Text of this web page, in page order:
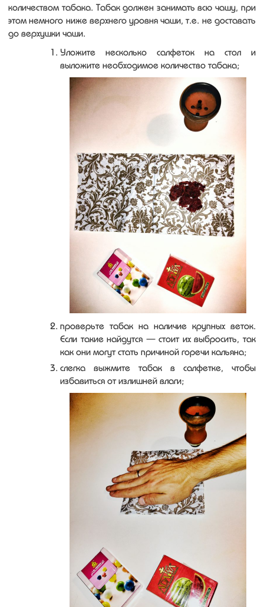
количеством табака. Табак должен занимать всю чашу, при
этом немного ниже верхнего уровня чаши, т.е. не доставать
до верхушки чаши.
Уложите несколько салфеток на стол и
выложите необходимое количество табака;
проверьте табак на наличие крупных веток.
Если такие найдутся — стоит их выбросить, так
как они могут стать причиной горечи кальяна;
слегка выжмите табак в салфетке, чтобы
избавиться от излишней влаги;